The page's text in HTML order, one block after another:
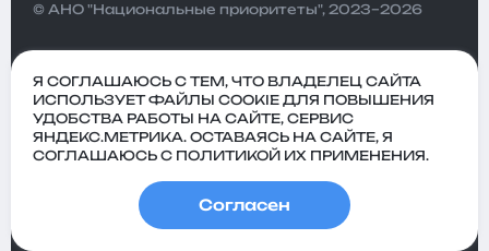
© АНО "Национальные приоритеты", 2023–2026
конфиденциальности
Пользовательское
соглашение
Я СОГЛАШАЮСЬ С ТЕМ, ЧТО ВЛАДЕЛЕЦ САЙТА
ИСПОЛЬЗУЕТ ФАЙЛЫ COOKIE ДЛЯ ПОВЫШЕНИЯ
УДОБСТВА РАБОТЫ НА САЙТЕ, СЕРВИС
ЯНДЕКС.МЕТРИКА. ОСТАВАЯСЬ НА САЙТЕ, Я
СОГЛАШАЮСЬ С ПОЛИТИКОЙ ИХ ПРИМЕНЕНИЯ.
Согласен